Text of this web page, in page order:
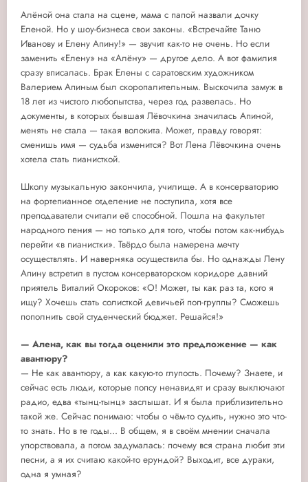
Алёной она стала на сцене, мама с папой назвали дочку
Еленой. Но у шоу-бизнеса свои законы. «Встречайте Таню
Иванову и Елену Апину!» — звучит как-то не очень. Но если
заменить «Елену» на «Алёну» — другое дело. А вот фамилия
сразу вписалась. Брак Елены с саратовским художником
Валерием Апиным был скоропалительным. Выскочила замуж в
18 лет из чистого любопытства, через год развелась. Но
документы, в которых бывшая Лёвочкина значилась Апиной,
менять не стала — такая волокита. Может, правду говорят:
сменишь имя — судьба изменится? Вот Лена Лёвочкина очень
хотела стать пианисткой.
Школу музыкальную закончила, училище. А в консерваторию
на фортепианное отделение не поступила, хотя все
преподаватели считали её способной. Пошла на факультет
народного пения — но только для того, чтобы потом как-нибудь
перейти «в пианистки». Твёрдо была намерена мечту
осуществлять. И наверняка осуществила бы. Но однажды Лену
Апину встретил в пустом консерваторском коридоре давний
приятель Виталий Окороков: «О! Может, ты как раз та, кого я
ищу? Хочешь стать солисткой девичьей поп-группы? Сможешь
пополнить свой студенческий бюджет. Решайся!»
— Алена, как вы тогда оценили это предложение — как
авантюру?
— Не как авантюру, а как какую-то глупость. Почему? Знаете, и
сейчас есть люди, которые попсу ненавидят и сразу выключают
радио, едва «тынц-тынц» заслышат. И я была приблизительно
такой же. Сейчас понимаю: чтобы о чём-то судить, нужно это что-
то знать. Но в те годы... В общем, я в своём мнении сначала
упорствовала, а потом задумалась: почему вся страна любит эти
песни, а я их считаю какой-то ерундой? Выходит, все дураки,
одна я умная?